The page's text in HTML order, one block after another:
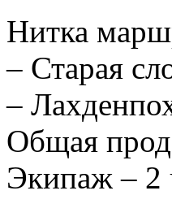
Нитка
– Старая
–
Общая
Экипаж – 2